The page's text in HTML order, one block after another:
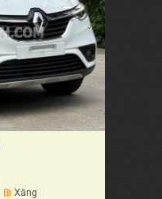
local_gas_station Xăng